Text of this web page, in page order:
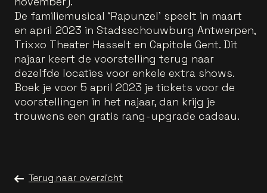
De familiemusical ‘Rapunzel’ speelt in maart
en april 2023 in Stadsschouwburg Antwerpen,
Trixxo Theater Hasselt en Capitole Gent. Dit
najaar keert de voorstelling terug naar
dezelfde locaties voor enkele extra shows.
Boek je voor 5 april 2023 je tickets voor de
voorstellingen in het najaar, dan krijg je
trouwens een gratis rang-upgrade cadeau.
Terug naar overzicht